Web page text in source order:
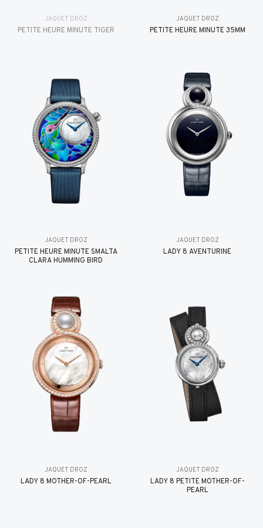
JAQUET DROZ
PETITE HEURE MINUTE TIGER
JAQUET DROZ
PETITE HEURE MINUTE 35MM
JAQUET DROZ
PETITE HEURE MINUTE SMALTA
CLARA HUMMING BIRD
JAQUET DROZ
LADY 8 AVENTURINE
JAQUET DROZ
LADY 8 MOTHER-OF-PEARL
JAQUET DROZ
LADY 8 PETITE MOTHER-OF-
PEARL